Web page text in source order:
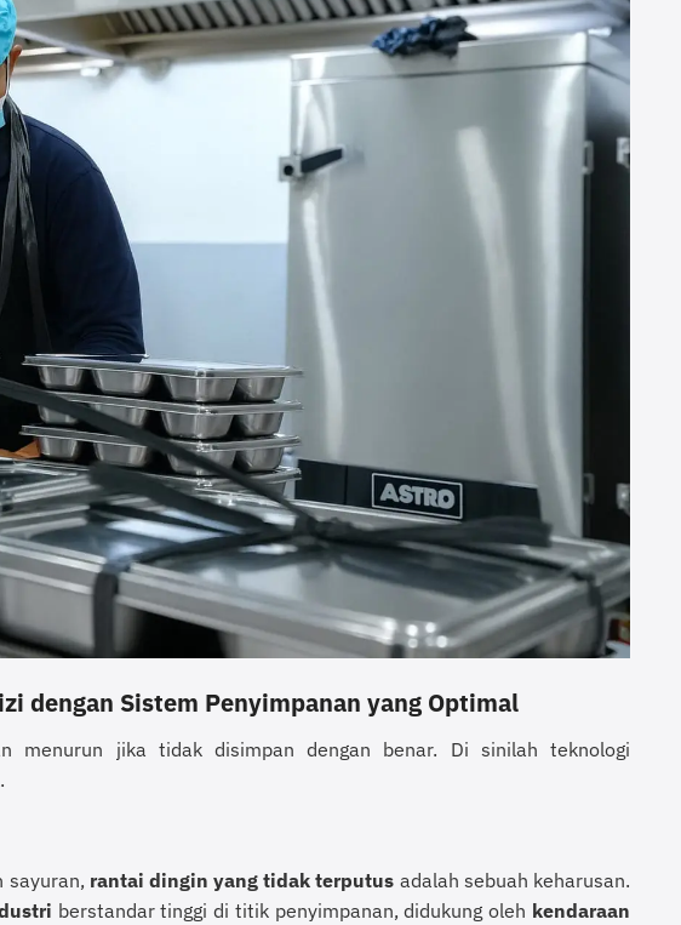
dengan Sistem Penyimpanan yang Optimal
menurun jika tidak disimpan dengan benar. Di sinilah teknologi
sayuran, rantai dingin yang tidak terputus adalah sebuah keharusan.
berstandar tinggi di titik penyimpanan, didukung oleh kendaraan